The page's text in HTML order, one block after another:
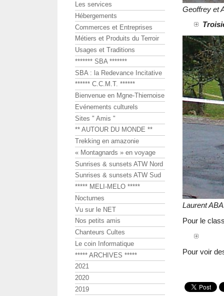
Geoffrey et
Laurent
Pour le
Pour voir
Les services
Hébergements
Commerces et Entreprises
Métiers et Produits du Terroir
Usages et Traditions
******* SBA *******
SBA : la Redevance Incitative
****** C.C.M.T. ******
Bienvenue en Mgne-Thiernoise
Evénements culturels
Sites " Amis "
** AUTOUR DU MONDE **
Trekking en amazonie
« Montagnards » en voyage
Sunrises & sunsets ATW Nord
Sunrises & sunsets ATW Sud
***** MELI-MELO *****
Nocturnes
Vu sur le NET
Nos petits amis
Chanteurs Cultes
Le coin Informatique
***** ARCHIVES *****
2021
2020
2019